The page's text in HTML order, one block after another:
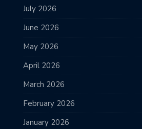
July 2026
June 2026
May 2026
April 2026
March 2026
February 2026
January 2026